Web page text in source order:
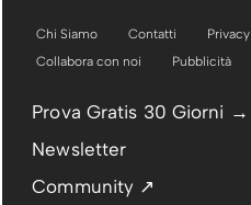
Chi Siamo Contatti Privacy
Collabora con noi
Pubblicità
Prova Gratis 30 Giorni →
Newsletter
Community ↗